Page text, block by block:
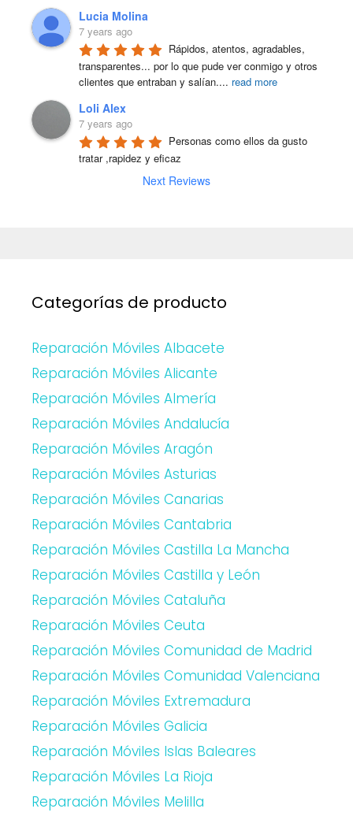
Lucia Molina
7 years ago
Rápidos, atentos, agradables,
transparentes... por lo que pude ver conmigo y otros
clientes que entraban y salían.... read more
Loli Alex
7 years ago
Personas como ellos da gusto
tratar ,rapidez y eficaz
Next Reviews
Categorías de producto
Reparación Móviles Albacete
Reparación Móviles Alicante
Reparación Móviles Almería
Reparación Móviles Andalucía
Reparación Móviles Aragón
Reparación Móviles Asturias
Reparación Móviles Canarias
Reparación Móviles Cantabria
Reparación Móviles Castilla La Mancha
Reparación Móviles Castilla y León
Reparación Móviles Cataluña
Reparación Móviles Ceuta
Reparación Móviles Comunidad de Madrid
Reparación Móviles Comunidad Valenciana
Reparación Móviles Extremadura
Reparación Móviles Galicia
Reparación Móviles Islas Baleares
Reparación Móviles La Rioja
Reparación Móviles Melilla